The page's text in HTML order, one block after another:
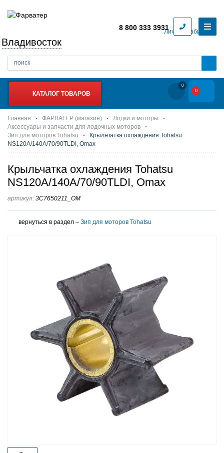
Личный кабинет
Владивосток
8 800 333 3931
КАТАЛОГ ТОВАРОВ
0
0
Главная ФАРВАТЕР (магазин)
Лодки и моторы
Аксессуары и запчасти для лодочных моторов
Зип для моторов Tohatsu
Крыльчатка охлаждения Tohatsu
NS120A/140A/70/90TLDI, Omax
Крыльчатка охлаждения Tohatsu
NS120A/140A/70/90TLDI, Omax
артикул: 3C7650211_OM
вернуться в раздел – Зип для моторов Tohatsu